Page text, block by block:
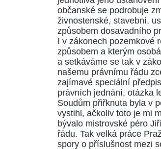
občanské se podrobuje
živnostenské, stavební,
způsobem dosavadního
I v zákonech pozemkové
způsobem a kterým
a setkáváme se tak v
našemu právnímu řádu
zajímavé speciální
právních jednání, otázka
Soudům přiřknuta byla v
vystihl, ačkoliv toto je mi
bývalo mistrovské péro
řádu. Tak velká práce
spory o příslušnost mezi